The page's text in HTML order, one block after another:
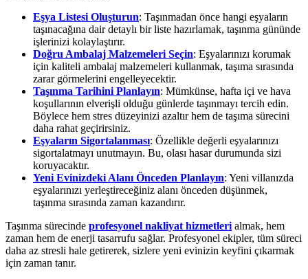
Eşya Listesi Oluşturun: Taşınmadan önce hangi eşyaların
taşınacağına dair detaylı bir liste hazırlamak, taşınma gününde
işlerinizi kolaylaştırır.
Doğru Ambalaj Malzemeleri Seçin: Eşyalarınızı korumak
için kaliteli ambalaj malzemeleri kullanmak, taşıma sırasında
zarar görmelerini engelleyecektir.
Taşınma Tarihini Planlayın: Mümkünse, hafta içi ve hava
koşullarının elverişli olduğu günlerde taşınmayı tercih edin.
Böylece hem stres düzeyinizi azaltır hem de taşıma sürecini
daha rahat geçirirsiniz.
Eşyaların Sigortalanması: Özellikle değerli eşyalarınızı
sigortalatmayı unutmayın. Bu, olası hasar durumunda sizi
koruyacaktır.
Yeni Evinizdeki Alanı Önceden Planlayın: Yeni villanızda
eşyalarınızı yerleştireceğiniz alanı önceden düşünmek,
taşınma sırasında zaman kazandırır.
Taşınma sürecinde profesyonel nakliyat hizmetleri almak, hem
zaman hem de enerji tasarrufu sağlar. Profesyonel ekipler, tüm süreci
daha az stresli hale getirerek, sizlere yeni evinizin keyfini çıkarmak
için zaman tanır.